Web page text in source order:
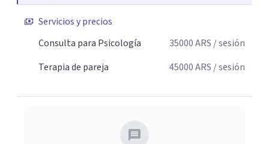
Servicios y precios
Consulta para Psicología
35000ARS / sesión
Terapia de pareja
45000ARS / sesión